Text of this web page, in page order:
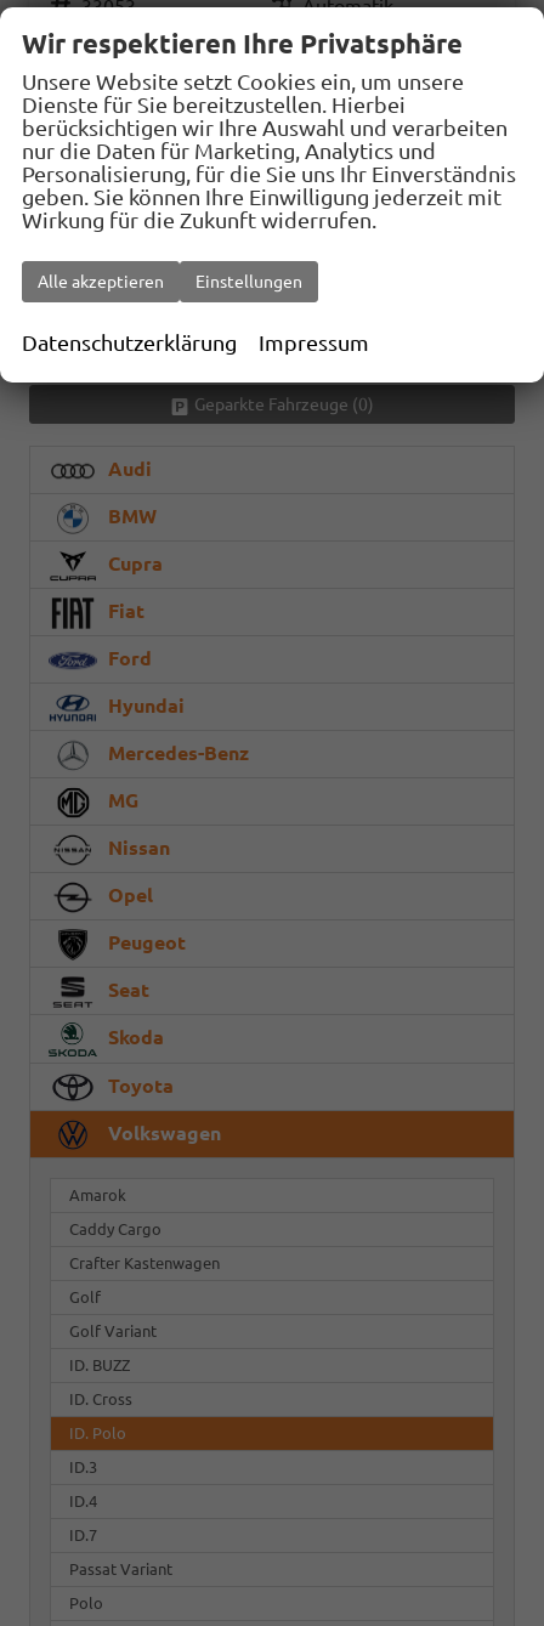
Fahrzeugnr.33053 GetriebeAutomatik
KraftstoffElektro Außenfarbe
155 kW (211 PS) Kilometerstand 15 km
38.734,– €
incl. 19% MwSt.
Details
Stromverbrauch kombiniert:
13,80 kWh/100km
Elektrische Reichweite: 442 km
CO2-Klasse: A
CO2-Emissionen:0 g/km
Fahrzeugnr.
Geparkte Fahrzeuge (0)
Audi
BMW
Cupra
Fiat
Ford
Hyundai
Mercedes-Benz
MG
Nissan
Opel
Peugeot
Seat
Skoda
Toyota
Volkswagen
Amarok
Caddy Cargo
Crafter Kastenwagen
Golf
Golf Variant
ID. BUZZ
ID. Cross
ID. Polo
ID.3
ID.4
ID.7
Passat Variant
Polo
Wir respektieren Ihre Privatsphäre
Unsere Website setzt Cookies ein, um unsere
Dienste für Sie bereitzustellen. Hierbei
berücksichtigen wir Ihre Auswahl und verarbeiten
nur die Daten für Marketing, Analytics und
Personalisierung, für die Sie uns Ihr Einverständnis
geben. Sie können Ihre Einwilligung jederzeit mit
Wirkung für die Zukunft widerrufen.
Alle akzeptieren Einstellungen
Datenschutzerklärung Impressum